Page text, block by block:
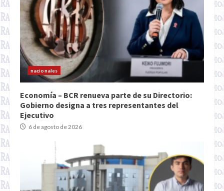
nacionales
Economía – BCR renueva parte de su Directorio:
Gobierno designa a tres representantes del
Ejecutivo
6 de agosto de 2026